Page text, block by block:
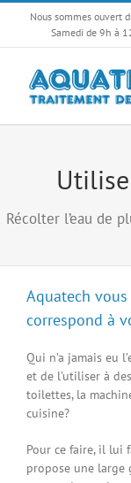
Passer
contenu
Nous sommes ouvert
Samedi de 9h à
Récolter l’eau de
Aquatech
correspond à
Qui n’a jamais eu
et de l’utiliser à
toilettes, la
cuisine?
Pour ce faire, il lui
propose une large